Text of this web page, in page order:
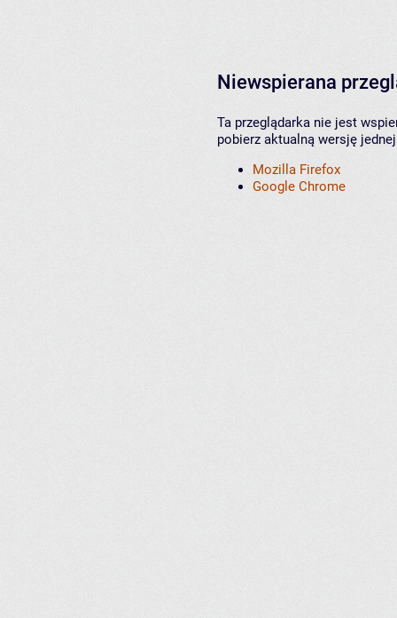
Niewspierana
Ta przeglądarka nie jest
pobierz aktualną wersję
Mozilla Firefox
Google Chrome